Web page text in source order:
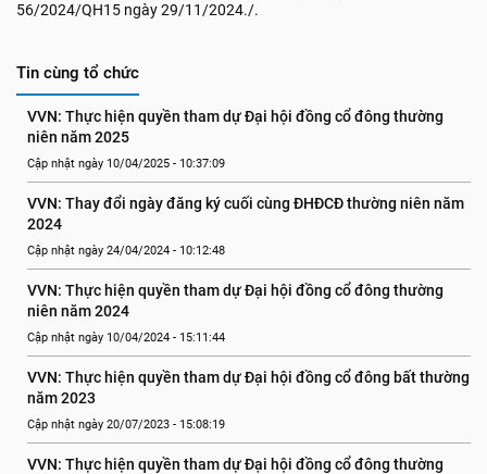
56/2024/QH15 ngày 29/11/2024./.
Tin cùng tổ chức
VVN: Thực hiện quyền tham dự Đại hội đồng cổ đông thường
niên năm 2025
Cập nhật ngày 10/04/2025 - 10:37:09
VVN: Thay đổi ngày đăng ký cuối cùng ĐHĐCĐ thường niên năm
2024
Cập nhật ngày 24/04/2024 - 10:12:48
VVN: Thực hiện quyền tham dự Đại hội đồng cổ đông thường
niên năm 2024
Cập nhật ngày 10/04/2024 - 15:11:44
VVN: Thực hiện quyền tham dự Đại hội đồng cổ đông bất thường
năm 2023
Cập nhật ngày 20/07/2023 - 15:08:19
VVN: Thực hiện quyền tham dự Đại hội đồng cổ đông thường